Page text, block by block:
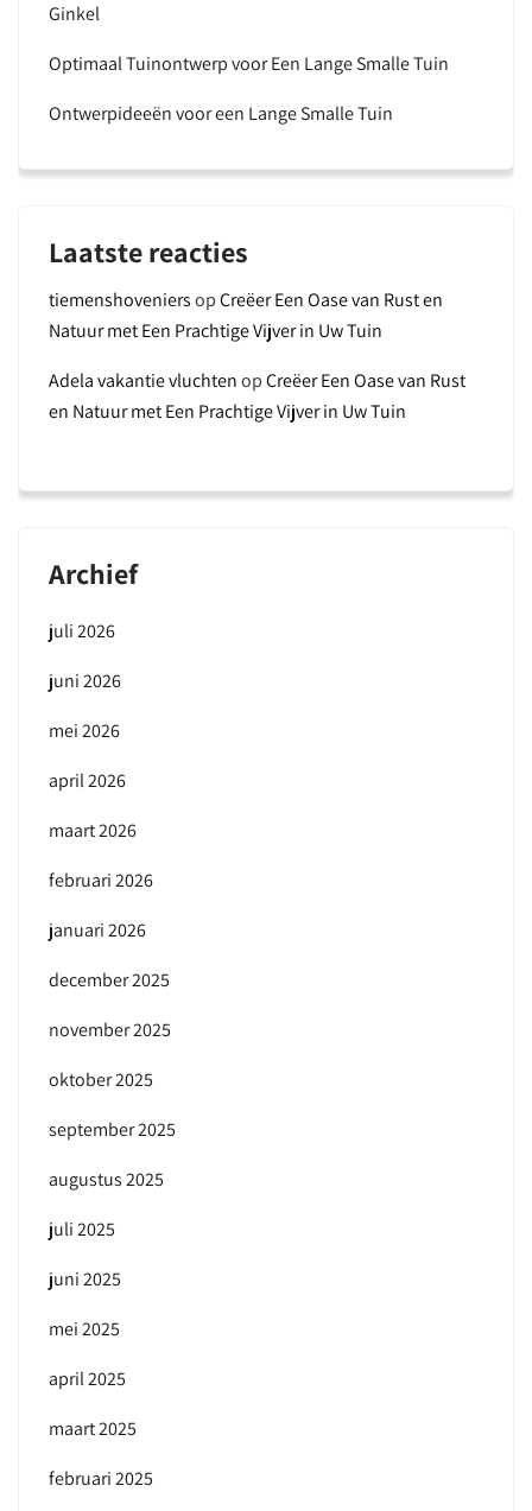
Ginkel
Optimaal Tuinontwerp voor Een Lange Smalle Tuin
Ontwerpideeën voor een Lange Smalle Tuin
Laatste reacties
tiemenshoveniersopCreëer Een Oase van Rust en
Natuur met Een Prachtige Vijver in Uw Tuin
Adela vakantie vluchtenopCreëer Een Oase van Rust
en Natuur met Een Prachtige Vijver in Uw Tuin
Archief
juli 2026
juni 2026
mei 2026
april 2026
maart 2026
februari 2026
januari 2026
december 2025
november 2025
oktober 2025
september 2025
augustus 2025
juli 2025
juni 2025
mei 2025
april 2025
maart 2025
februari 2025